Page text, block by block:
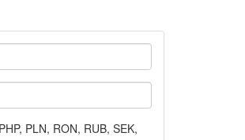
PLN, RON, RUB, SEK,